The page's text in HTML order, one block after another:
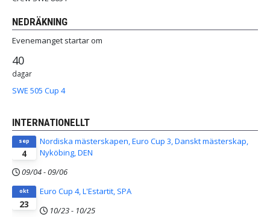
NEDRÄKNING
Evenemanget startar om
40
dagar
SWE 505 Cup 4
INTERNATIONELLT
4
sep
Nordiska mästerskapen, Euro Cup 3, Danskt mästerskap,
Nyköbing, DEN
09/04-09/06
23
okt
Euro Cup 4, L'Estartit, SPA
10/23- 10/25